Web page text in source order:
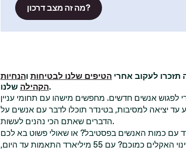
מה זה מצב דרכון?
לעקוב אחרי הטיפים שלנו לבטיחות והנחיות
הקהילהשלנו.
לפגוש אנשים חדשים. מחפשים מישהו עם תחומי עניין
עד יציאה למסיבות, בטינדר תוכלו לדבר עם אנשים על
הדברים שאתם הכי נהנים לעשות.
עם כמות האנשים בפסטיבל? או שאולי פשוט בא לכם
למצוא עוד מישהו שאכפת לו משינוי האקלים כמוכם? עם 55 מיליארד התאמות עד היום,